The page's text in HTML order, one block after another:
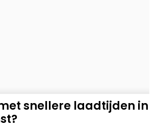
snellere laadtijden in